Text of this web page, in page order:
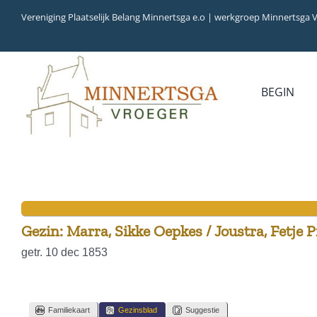
inhoud
Vereniging Plaatselijk Belang Minnertsga e.o | werkgroep Minnertsga
BEGIN
VIDEO (FILM)
AANWINSTEN
INWONERS 65+ IN 1979
Gezin: Marra, Sikke Oepkes / Joustra, Fetje
getr. 10 dec 1853
Familiekaart Gezinsblad Suggestie